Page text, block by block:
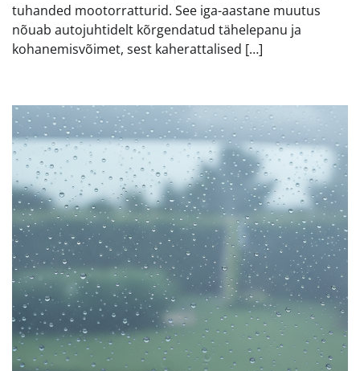
tuhanded mootorratturid. See iga-aastane muutus
nõuab autojuhtidelt kõrgendatud tähelepanu ja
kohanemisvõimet, sest kaherattalised […]